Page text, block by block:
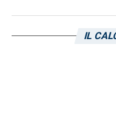
blucerchiato e
IL